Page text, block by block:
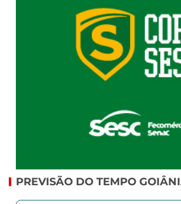
PREVISÃO DO TEMPO